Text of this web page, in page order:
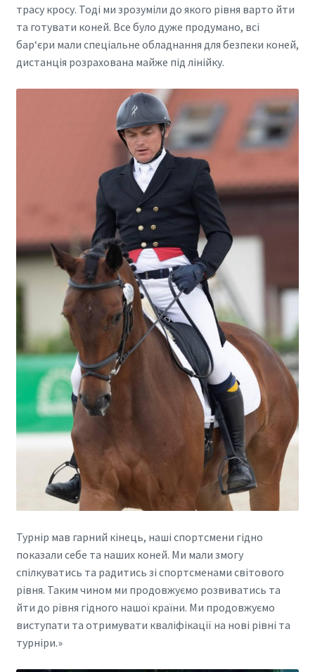
трасу кросу. Тоді ми зрозуміли до якого рівня варто йти
та готувати коней. Все було дуже продумано, всі
бар‘єри мали спеціальне обладнання для безпеки коней,
дистанція розрахована майже під лінійку.
Турнір мав гарний кінець, наші спортсмени гідно
показали себе та наших коней. Ми мали змогу
спілкуватись та радитись зі спортсменами світового
рівня. Таким чином ми продовжуємо розвиватись та
йти до рівня гідного нашої країни. Ми продовжуємо
виступати та отримувати кваліфікації на нові рівні та
турніри.»